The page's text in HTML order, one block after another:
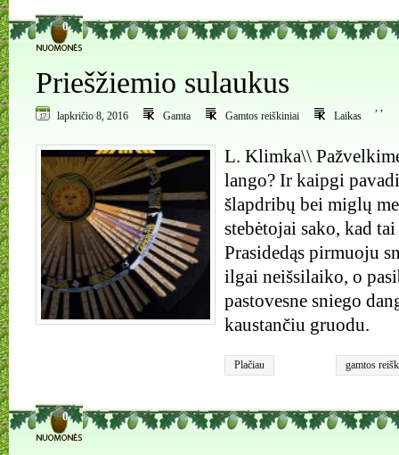
0
Priešžiemio sulaukus
lapkričio 8, 2016 Gamta
,
Gamtos reiškiniai
,
Laikas
L. Klimka\\
lango? Ir kaipgi
šlapdribų bei miglų
stebėtojai sako, kad
Prasidedąs pirmuoju
ilgai neišsilaiko, o
pastovesne sniego
kaustančiu gruodu.
Plačiau
gamtos
0